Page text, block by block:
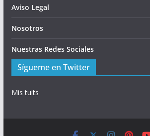
Aviso Legal
Nosotros
Nuestras Redes Sociales
Sígueme en Twitter
Mis tuits